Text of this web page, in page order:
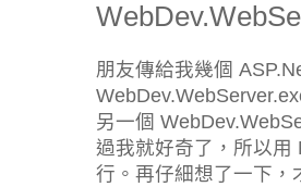
朋友傳給我幾個
另一個
過我就好奇了，所以用
行。再仔細想了一下，